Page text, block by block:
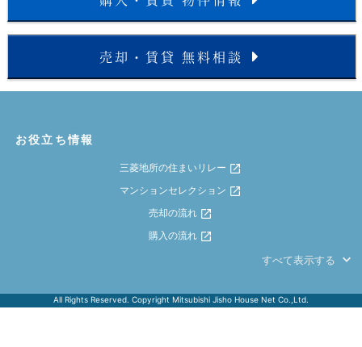
売却・賃貸 無料相談
お役立ち情報
三菱地所の住まいリレー
マンションセレクション
売却の流れ
購入の流れ
すべて表示する
All Rights Reserved. Copyright Mitsubishi Jisho House Net Co.,Ltd.